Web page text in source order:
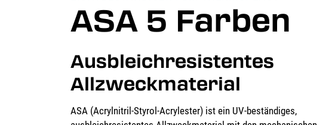
ASA 5 Farben
Ausbleichresistentes
Allzweckmaterial
ASA (Acrylnitril-Styrol-Acrylester) ist ein UV-beständiges,